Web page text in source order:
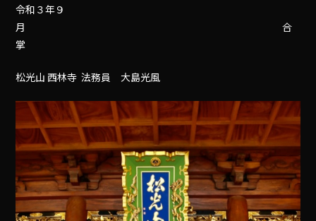
令和３年９
月 合
掌
松光山 西林寺 法務員 大島光風